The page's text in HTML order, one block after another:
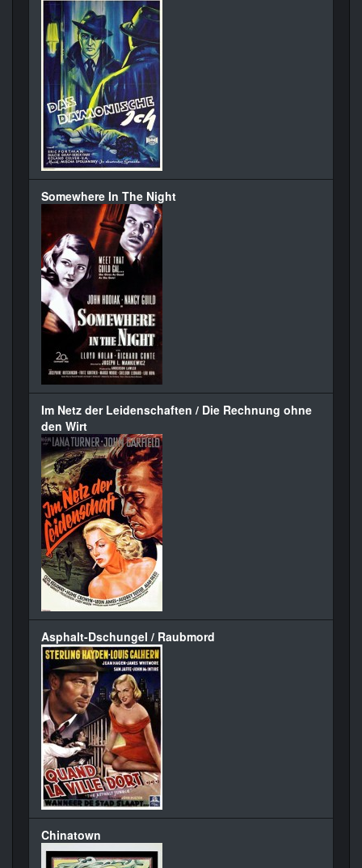
Somewhere In The Night
Im Netz der Leidenschaften / Die Rechnung ohne
den Wirt
Asphalt-Dschungel / Raubmord
Chinatown